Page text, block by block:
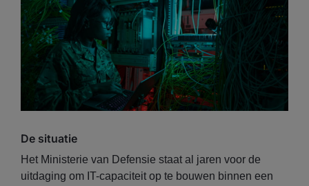
De situatie
Het Ministerie van Defensie staat al jaren voor de
uitdaging om IT-capaciteit op te bouwen binnen een